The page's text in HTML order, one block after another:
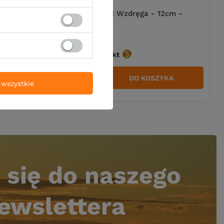
Przynęta FishB Wzdręga - 12cm -
kolor 7
19,90 zł
Kup za: 656.7 pktpunktów
DO KOSZYKA
do naszego